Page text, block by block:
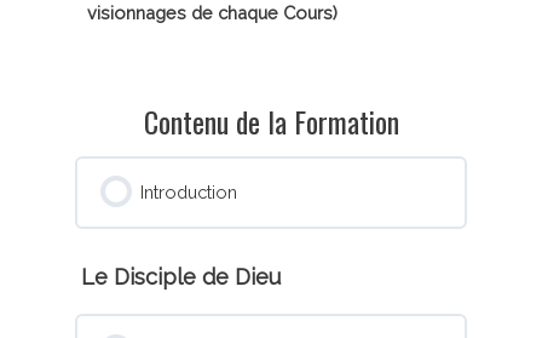
visionnages de chaque Cours)
Contenu de la Formation
Introduction
Le Disciple de Dieu